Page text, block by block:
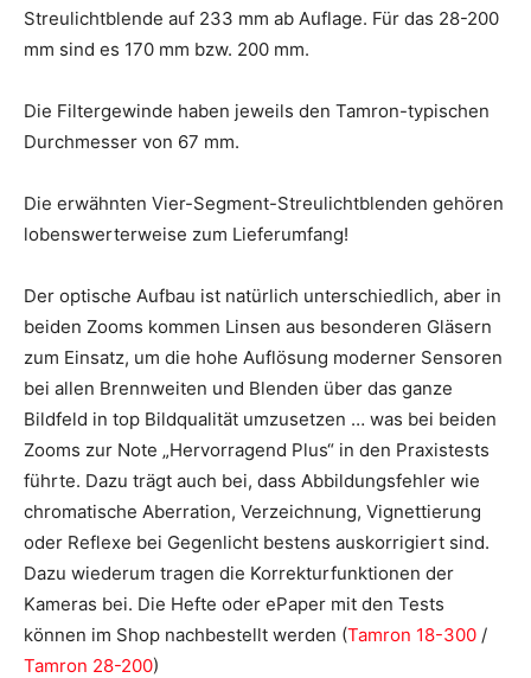
Streulichtblende auf 233 mm ab Auflage. Für das 28-200
mm sind es 170 mm bzw. 200 mm.
Die Filtergewinde haben jeweils den Tamron-typischen
Durchmesser von 67 mm.
Die erwähnten Vier-Segment-Streulichtblenden gehören
lobenswerterweise zum Lieferumfang!
Der optische Aufbau ist natürlich unterschiedlich, aber in
beiden Zooms kommen Linsen aus besonderen Gläsern
zum Einsatz, um die hohe Auflösung moderner Sensoren
bei allen Brennweiten und Blenden über das ganze
Bildfeld in top Bildqualität umzusetzen … was bei beiden
Zooms zur Note „Hervorragend Plus“ in den Praxistests
führte. Dazu trägt auch bei, dass Abbildungsfehler wie
chromatische Aberration, Verzeichnung, Vignettierung
oder Reflexe bei Gegenlicht bestens auskorrigiert sind.
Dazu wiederum tragen die Korrekturfunktionen der
Kameras bei. Die Hefte oder ePaper mit den Tests
können im Shop nachbestellt werden (Tamron 18-300 /
Tamron 28-200)